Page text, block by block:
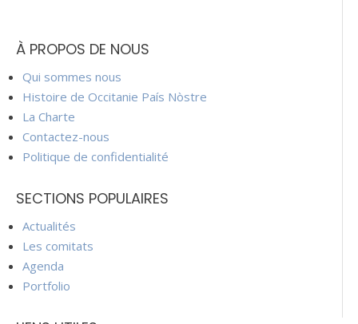
À PROPOS DE NOUS
Qui sommes nous
Histoire de Occitanie País Nòstre
La Charte
Contactez-nous
Politique de confidentialité
SECTIONS POPULAIRES
Actualités
Les comitats
Agenda
Portfolio